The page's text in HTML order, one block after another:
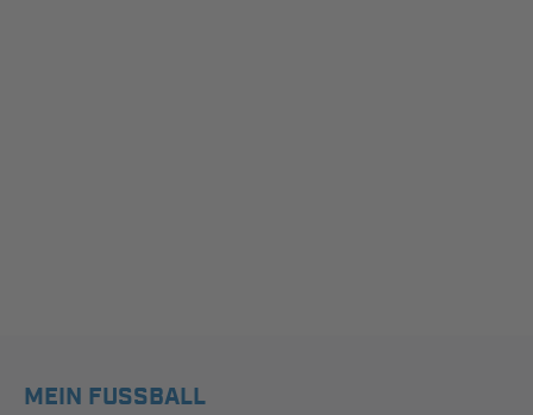
MEIN FUSSBALL